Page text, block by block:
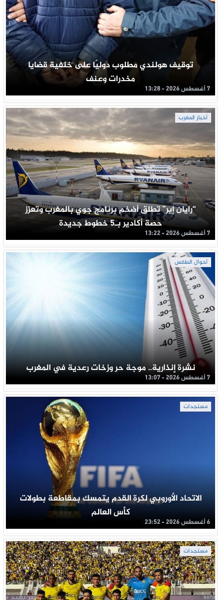
توقيف هولندي مطلوب دوليًا على خلفية قضايا
مخدرات وعنف
7 أغسطس 2026 - 13:28
أخبار المغرب
“رايان إير” تطلق أضخم برنامج جوي بالمغرب وتعزز
حصة أكادير بـ5 خطوط جديدة
7 أغسطس 2026 - 13:22
أحوال الطقس
نشرة إنذارية.. موجة حر وزخات رعدية في المغرب
7 أغسطس 2026 - 13:07
مستجدات
الاتحاد الأوروبي لكرة القدم يتمسك بمقاطعة بطولات
كأس العالم
6 أغسطس 2026 - 23:52
مستجدات